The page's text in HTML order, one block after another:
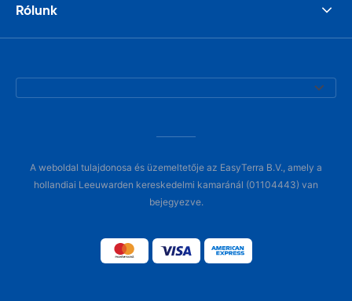
Rólunk
A weboldal tulajdonosa és üzemeltetője az EasyTerra B.V., amely a
hollandiai Leeuwarden kereskedelmi kamaránál (01104443) van
bejegyezve.